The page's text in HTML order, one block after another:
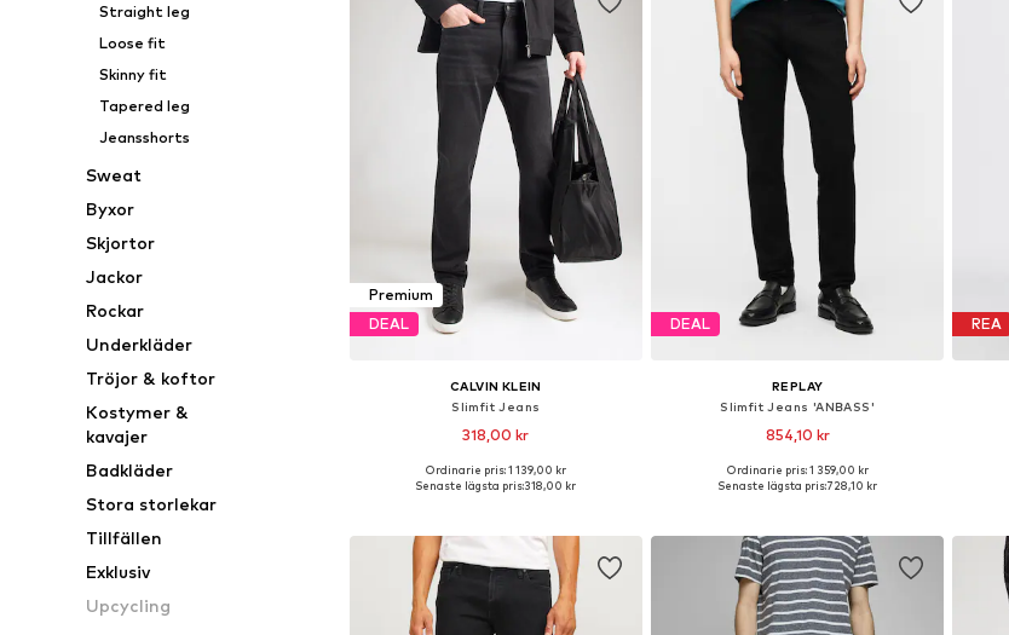
Straight leg
Loose fit
Skinny fit
Tapered leg
Jeansshorts
Sweat
Byxor
Skjortor
Jackor
Rockar
Underkläder
Tröjor & koftor
Kostymer &
kavajer
Badkläder
Stora storlekar
Tillfällen
Exklusiv
Upcycling
Premium
DEAL
CALVIN KLEIN
Slimfit Jeans
318,00 kr
Ordinarie pris: 1 139,00 kr
Senaste lägsta pris:318,00 kr
DEAL
REPLAY
Slimfit Jeans 'ANBASS'
854,10 kr
Tillgänglig i många storlekar
Ordinarie pris: 1 359,00 kr
Senaste lägsta pris:728,10 kr
REA